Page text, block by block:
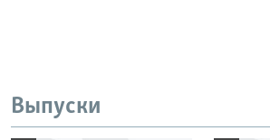
Выпуски